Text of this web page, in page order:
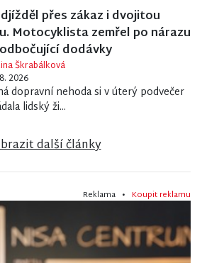
přes zákaz i dvojitou
Motocyklista zemřel po nárazu
dodávky
Škrabálková
2026
dopravní nehoda si v úterý podvečer
lidský ži...
další články
Reklama • Koupit reklamu